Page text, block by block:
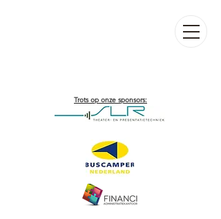
Trots op onze sponsors: